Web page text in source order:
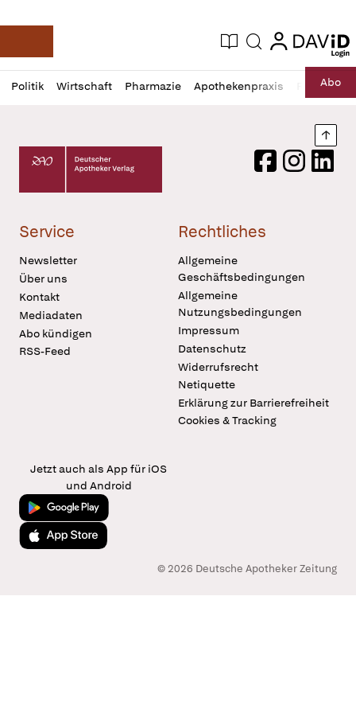
Deutsche Apotheker Zeitung
Aktuelle Ausgabe
Suche login
login
Politik Wirtschaft Pharmazie Apothekenpraxis RechtAbo
Profil
öffnen
Daz
Pur
Deutscher Apotheker Verlag Logo
FacebookInstagram
Service
Newsletter
Über uns
Kontakt
Mediadaten
Abo kündigen
RSS-Feed
Rechtliches
Allgemeine
Geschäftsbedingungen
Allgemeine
Nutzungsbedingungen
Impressum
Datenschutz
Widerrufsrecht
Netiquette
Erklärung zur Barrierefreiheit
Cookies & Tracking
Jetzt auch als App für iOS
und Android
Jetzt bei Google Play
Laden im App Store
© 2026 Deutsche Apotheker Zeitung